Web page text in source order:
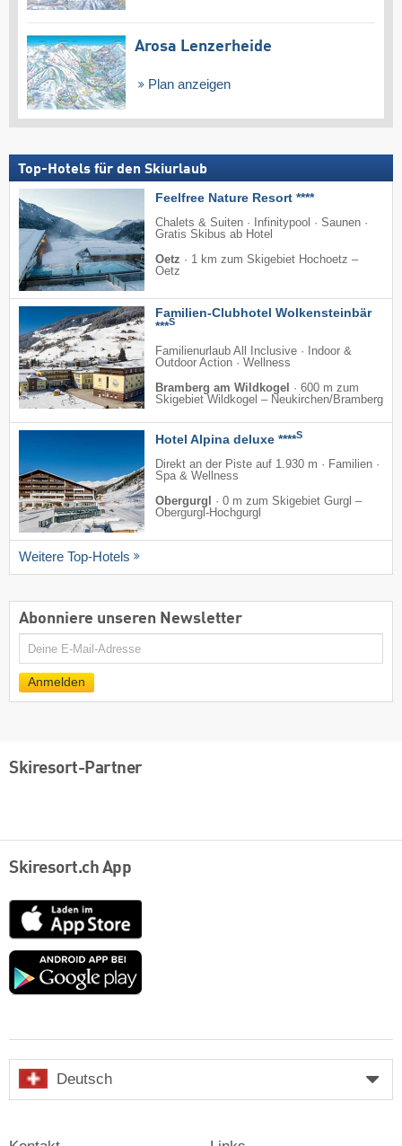
Arosa Lenzerheide
Plan anzeigen
Top-Hotels für den Skiurlaub
Feelfree Nature Resort ****
Chalets & Suiten · Infinitypool · Saunen ·
Gratis Skibus ab Hotel
Oetz · 1 km zum Skigebiet Hochoetz –
Oetz
Familien-Clubhotel Wolkensteinbär
***S
Familienurlaub All Inclusive · Indoor &
Outdoor Action · Wellness
Bramberg am Wildkogel
· 600 m zum
Skigebiet Wildkogel – Neukirchen/​Bramberg
Hotel Alpina deluxe ****S
Direkt an der Piste auf 1.930 m · Familien ·
Spa & Wellness
Obergurgl
· 0 m zum Skigebiet Gurgl –
Obergurgl-Hochgurgl
Weitere Top-Hotels
Abonniere unseren Newsletter
E-
Anmelden
Skiresort-Partner
Skiresort.ch App
App
Store
Google
Deutsch